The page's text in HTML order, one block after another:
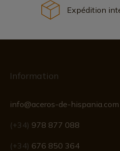
Expédition
Information
info@aceros-de-hispania.com
(+34) 978 877 088
(+34) 676 850 364